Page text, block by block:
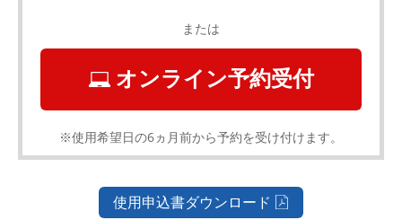
または
オンライン予約受付
※使用希望日の6ヵ月前から予約を受け付けます。
使用申込書ダウンロード